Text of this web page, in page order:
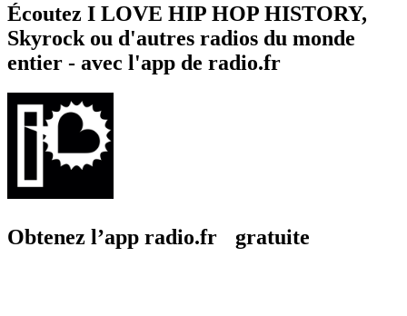
Écoutez I LOVE HIP HOP HISTORY,
Skyrock ou d'autres radios du monde
entier - avec l'app de radio.fr
Obtenez l’app radio.fr gratuite